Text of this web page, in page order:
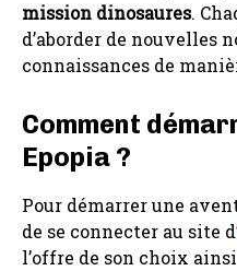
mission dinosaures.
d’aborder de nouvelles
connaissances de
Comment
Epopia ?
Pour démarrer une
de se connecter au site
l’offre de son choix